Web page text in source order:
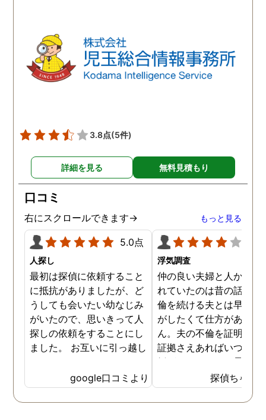
とのこと。旦那の行動が怪
しいと思われる日に調査を
依頼すると、数日後には調
のかワクワクしながら探偵
社に向かうと、旦那の浮気
の実態がレポートや写真、
動画データで明らかにされ
ていました。お試しのつも
りで依頼した浮気調査でし
たが、想像以上に精度に正
直驚かされました。
んでしたがやはり女性か
の人気は凄いらしく、頻
て頂きました。
3.8点(5件)
詳細を見る 無料見積もり
口コミ
右にスクロールできます→ もっと見る
5.0点
人探し
最初は探偵に依頼すること
に抵抗がありましたが、ど
うしても会いたい幼なじみ
がいたので、思いきって人
探しの依頼をすることにし
ました。 お互いに引っ越し
いる情報も少なかったの
で、難しいかなと思ってい
たのですが、見事に探して
google口コミより
浮気調査
仲の良い夫婦と人から言
れていたのは昔の話で、
倫を続ける夫とは早く離
がしたくて仕方がありま
ん。夫の不倫を証明でき
証拠さえあればいつでも
婚ができるのにと愚痴を
ぼしていると、姉が探偵
不倫の証拠集めを依頼し
くれました。探偵事務所
探偵ちゃん